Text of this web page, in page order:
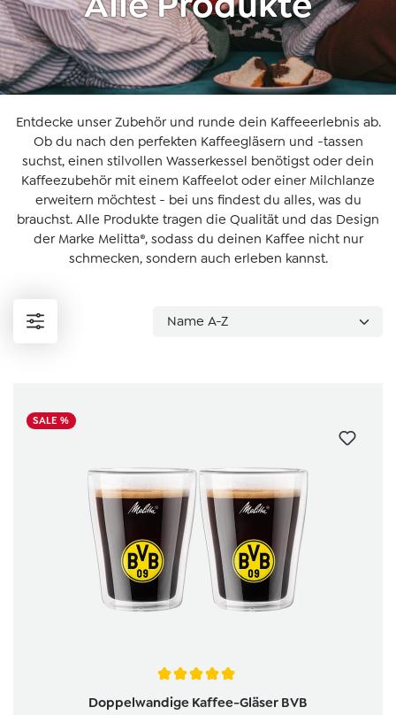
Entdecke unser Zubehör und runde dein Kaffeeerlebnis ab.
Ob du nach den perfekten Kaffeegläsern und -tassen
suchst, einen stilvollen Wasserkessel benötigst oder dein
Kaffeezubehör mit einem Kaffeelot oder einer Milchlanze
erweitern möchtest - bei uns findest du alles, was du
brauchst. Alle Produkte tragen die Qualität und das Design
der Marke Melitta®, sodass du deinen Kaffee nicht nur
schmecken, sondern auch erleben kannst.
SALE %
Durchschnittliche Bewertung von 5 von 5 Sternen
Doppelwandige Kaffee-Gläser BVB